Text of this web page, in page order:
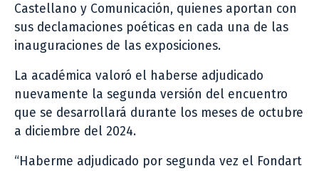
Castellano y Comunicación, quienes aportan con
sus declamaciones poéticas en cada una de las
inauguraciones de las exposiciones.
La académica valoró el haberse adjudicado
nuevamente la segunda versión del encuentro
que se desarrollará durante los meses de octubre
a diciembre del 2024.
“Haberme adjudicado por segunda vez el Fondart